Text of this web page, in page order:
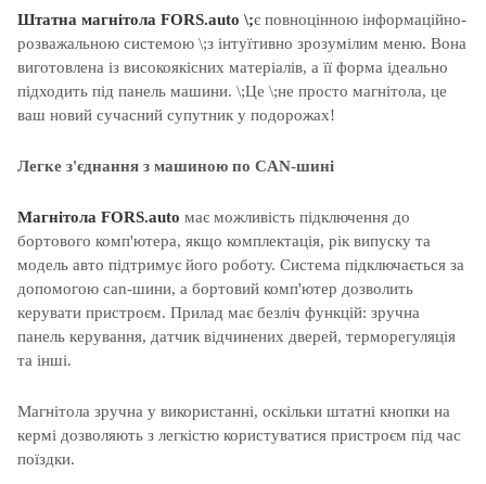
Штатна магнітола FORS.auto \;є повноцінною інформаційно-
розважальною системою \;з інтуїтивно зрозумілим меню. Вона
виготовлена із високоякісних матеріалів, а її форма ідеально
підходить під панель машини. \;Це \;не просто магнітола, це
ваш новий сучасний супутник у подорожах!
Легке з'єднання з машиною по CAN-шині
Магнітола FORS.auto має можливість підключення до
бортового комп'ютера, якщо комплектація, рік випуску та
модель авто підтримує його роботу. Система підключається за
допомогою can-шини, а бортовий комп'ютер дозволить
керувати пристроєм. Прилад має безліч функцій: зручна
панель керування, датчик відчинених дверей, терморегуляція
та інші.
Магнітола зручна у використанні, оскільки штатні кнопки на
кермі дозволяють з легкістю користуватися пристроєм під час
поїздки.